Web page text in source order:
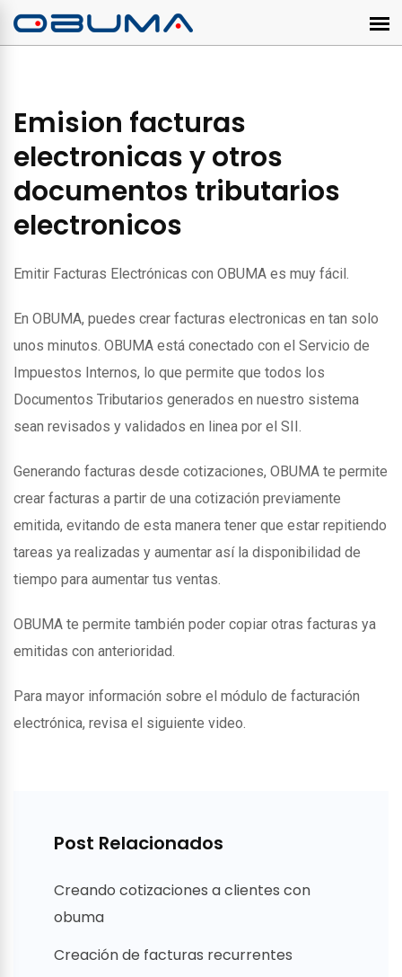
Emision facturas
electronicas y otros
documentos tributarios
electronicos
Emitir Facturas Electrónicas con OBUMA es muy fácil.
En OBUMA, puedes crear facturas electronicas en tan solo
unos minutos. OBUMA está conectado con el Servicio de
Impuestos Internos, lo que permite que todos los
Documentos Tributarios generados en nuestro sistema
sean revisados y validados en linea por el SII.
Generando facturas desde cotizaciones, OBUMA te permite
crear facturas a partir de una cotización previamente
emitida, evitando de esta manera tener que estar repitiendo
tareas ya realizadas y aumentar así la disponibilidad de
tiempo para aumentar tus ventas.
OBUMA te permite también poder copiar otras facturas ya
emitidas con anterioridad.
Para mayor información sobre el módulo de facturación
electrónica, revisa el siguiente video.
Post Relacionados
Creando cotizaciones a clientes con
obuma
Creación de facturas recurrentes